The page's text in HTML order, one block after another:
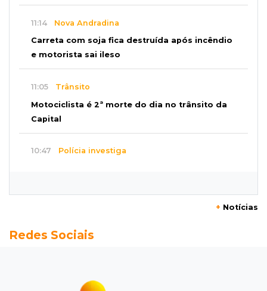
11:14 Nova Andradina
Carreta com soja fica destruída após incêndio
e motorista sai ileso
11:05 Trânsito
Motociclista é 2ª morte do dia no trânsito da
Capital
10:47 Polícia investiga
Federação oficializa Delcídio e disputa ao
Cidade Jardim
+ Notícias
Redes Sociais